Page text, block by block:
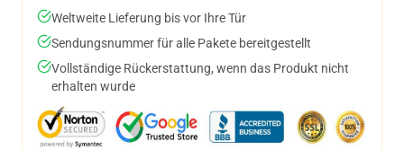
Weltweite Lieferung bis vor Ihre Tür
Sendungsnummer für alle Pakete bereitgestellt
Vollständige Rückerstattung, wenn das Produkt nicht
erhalten wurde